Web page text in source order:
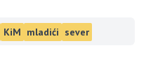
KiM mladići sever